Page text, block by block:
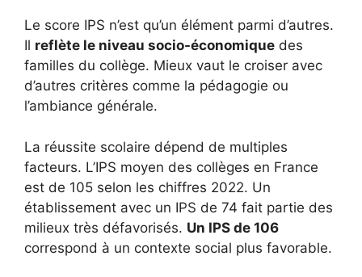
Le score IPS n’est qu’un élément parmi d’autres.
Il reflète le niveau socio-économique des
familles du collège. Mieux vaut le croiser avec
d’autres critères comme la pédagogie ou
l’ambiance générale.
La réussite scolaire dépend de multiples
facteurs. L’IPS moyen des collèges en France
est de 105 selon les chiffres 2022. Un
établissement avec un IPS de 74 fait partie des
milieux très défavorisés. Un IPS de 106
correspond à un contexte social plus favorable.